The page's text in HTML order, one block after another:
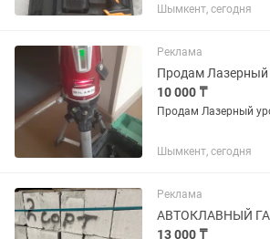
Шымкент, сегодня
Реклама
Продам Лазерный
10 000 ₸
Продам Лазерный
Шымкент, сегодня
Реклама
АВТОКЛАВНЫЙ
13 000 ₸